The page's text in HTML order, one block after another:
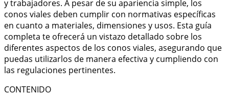
y trabajadores. A pesar de su apariencia simple, los
conos viales deben cumplir con normativas específicas
en cuanto a materiales, dimensiones y usos. Esta guía
completa te ofrecerá un vistazo detallado sobre los
diferentes aspectos de los conos viales, asegurando que
puedas utilizarlos de manera efectiva y cumpliendo con
las regulaciones pertinentes.
CONTENIDO